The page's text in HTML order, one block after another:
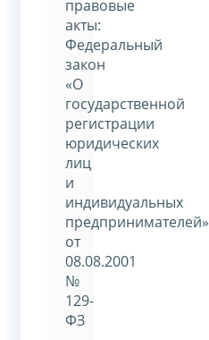
правовые
акты:
Федеральный
закон
«О
государственной
регистрации
юридических
лиц
и
индивидуальных
предпринимателей»
от
08.08.2001
№
129-
ФЗ